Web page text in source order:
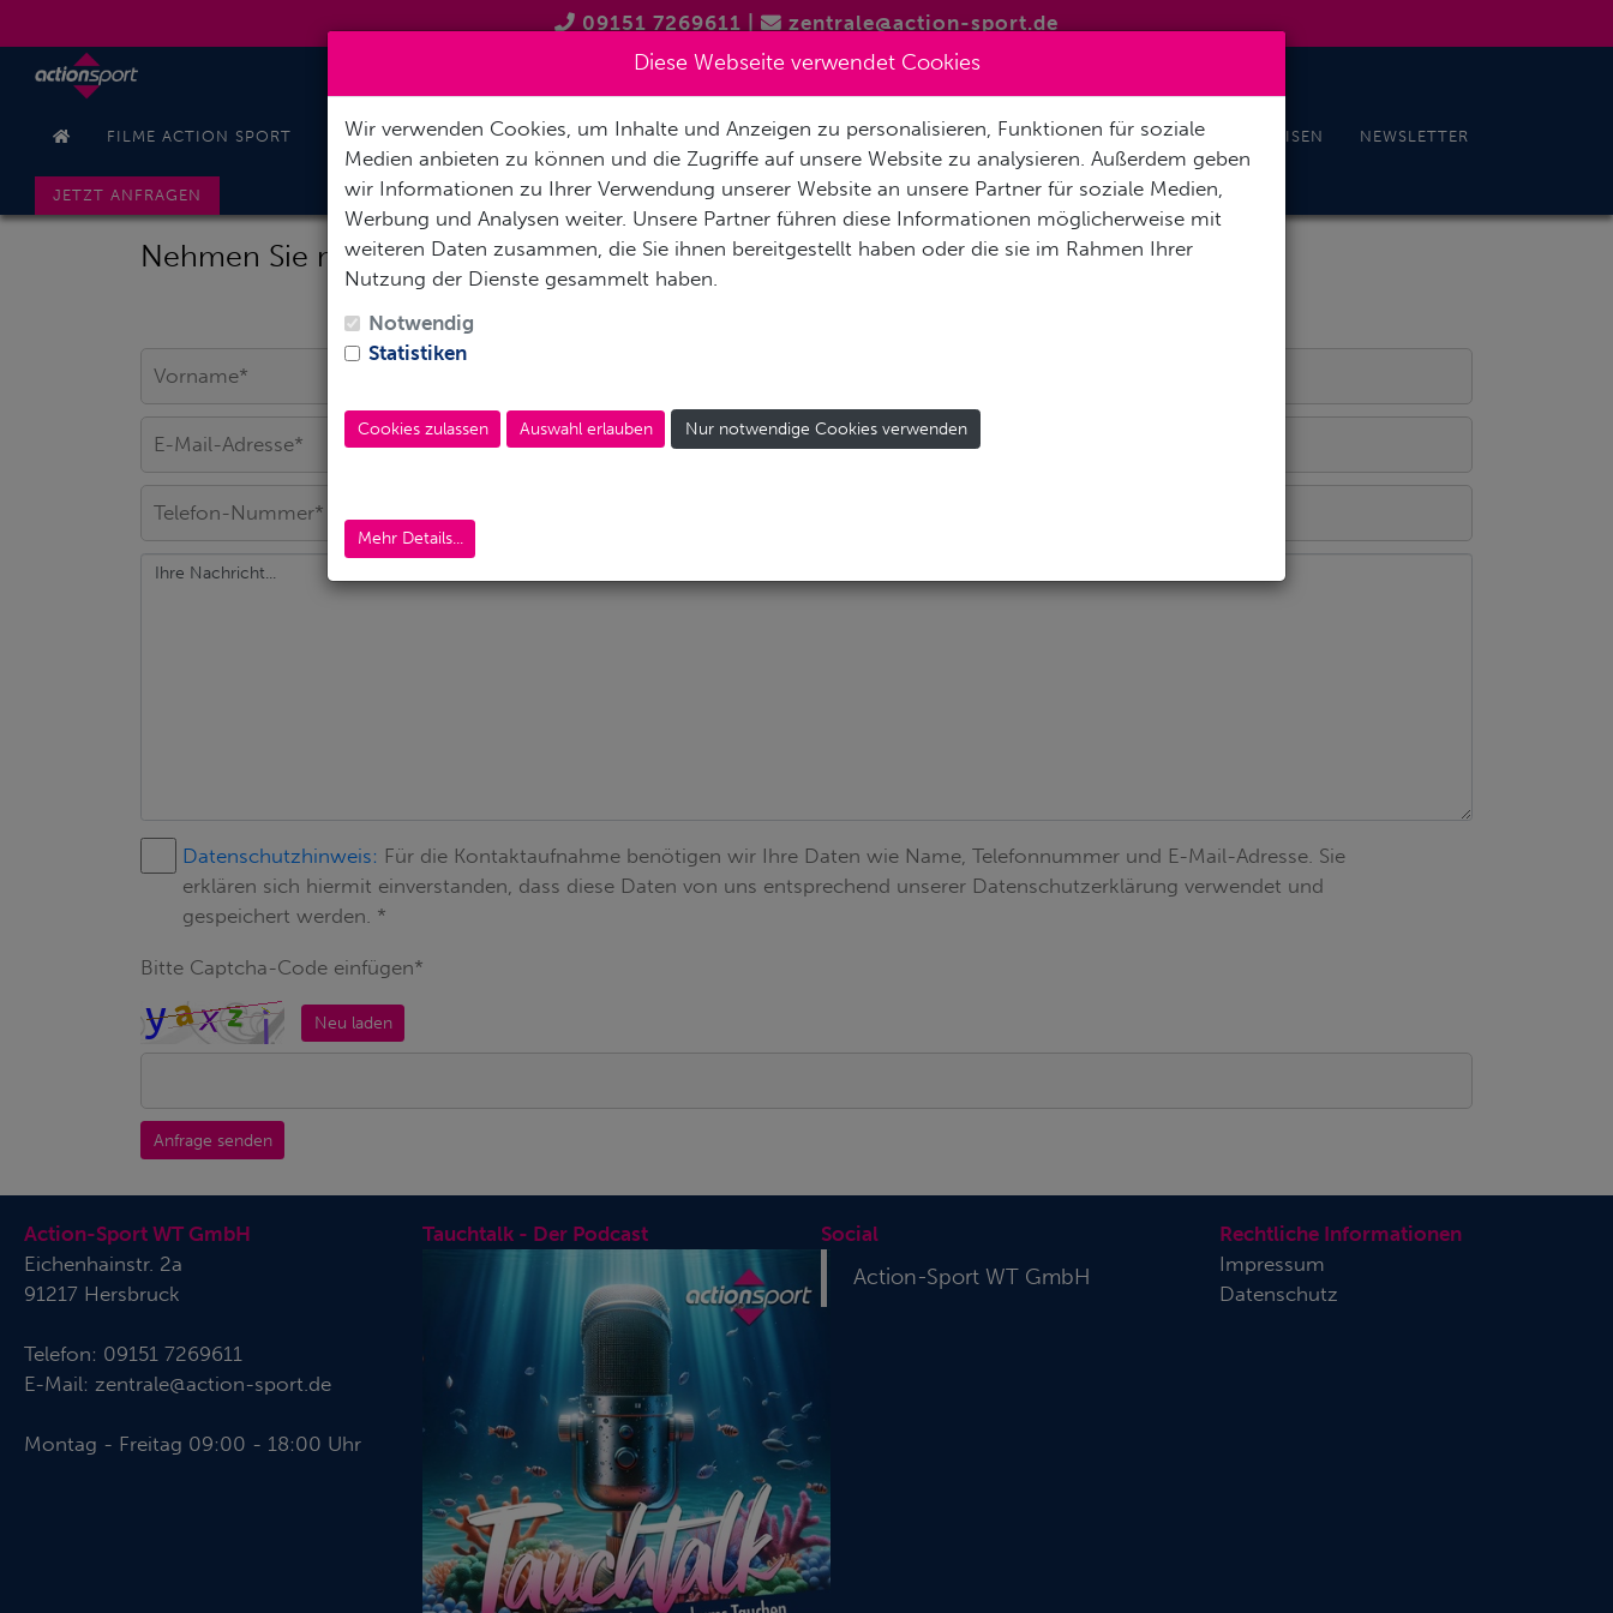
09151 7269611 zentrale@action-sport.de
FILME ACTION SPORT PRODUKTVORSTELLUNGEN TAUCHSHOPS TAUCHAUSBILDUNG GRUPPENREISEN NEWS TAUCHREISEN NEWSLETTER
JETZT ANFRAGEN
Nehmen Sie mit uns Kontakt auf:
Datenschutzhinweis: Für die Kontaktaufnahme benötigen wir Ihre Daten wie Name, Telefonnummer und E-Mail-Adresse. Sie
erklären sich hiermit einverstanden, dass diese Daten von uns entsprechend unserer Datenschutzerklärung verwendet und
gespeichert werden. *
Bitte Captcha-Code einfügen*
Neu laden
Anfrage senden
Action-Sport WT GmbH
Eichenhainstr. 2a
91217 Hersbruck
Telefon: 09151 7269611
E-Mail: zentrale@action-sport.de
Montag - Freitag 09:00 - 18:00 Uhr
Tauchtalk - Der Podcast Social
Action-Sport WT GmbH
Rechtliche Informationen
Impressum
Datenschutz
Diese Webseite verwendet Cookies
Wir verwenden Cookies, um Inhalte und Anzeigen zu personalisieren, Funktionen für soziale
Medien anbieten zu können und die Zugriffe auf unsere Website zu analysieren. Außerdem geben
wir Informationen zu Ihrer Verwendung unserer Website an unsere Partner für soziale Medien,
Werbung und Analysen weiter. Unsere Partner führen diese Informationen möglicherweise mit
weiteren Daten zusammen, die Sie ihnen bereitgestellt haben oder die sie im Rahmen Ihrer
Nutzung der Dienste gesammelt haben.
Notwendig
Statistiken
Cookies zulassen Auswahl erlauben Nur notwendige Cookies verwenden
Mehr Details...